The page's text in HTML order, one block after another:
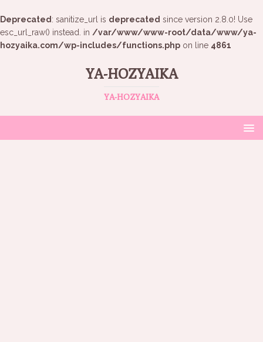
Deprecated : sanitize_url is deprecated since version 2.8.0! Use
esc_url_raw() instead. in /var/www/www-root/data/www/ya-
hozyaika.com/wp-includes/functions.php on line 4861
YA-HOZYAIKA
YA-HOZYAIKA